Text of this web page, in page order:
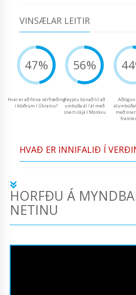
VINSÆLAR LEITIR
47%
Hvar er að finna sérfræðing
í blöðrum í Úkraínu?
56%
Keyptu búnað til að
umbúða ál / ál með
snertiskjá í Moskvu
með
HVAÐ ER INNIFALIÐ Í
HORFÐU Á
NETINU